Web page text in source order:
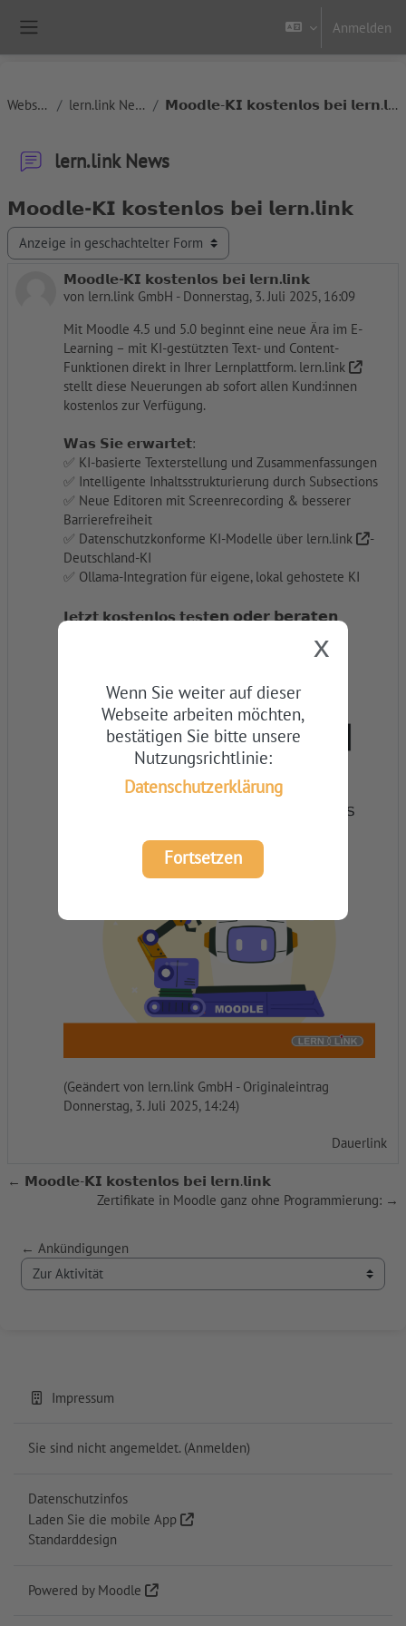
Wenn Sie weiter auf dieser
Webseite arbeiten möchten,
bestätigen Sie bitte unsere
Nutzungsrichtlinie:
Datenschutzerklärung
Fortsetzen
x
Anmelden
Website lern.link News 𝗠𝗼𝗼𝗱𝗹𝗲-𝗞𝗜 𝗸𝗼𝘀𝘁𝗲𝗻𝗹𝗼𝘀 𝗯𝗲𝗶 𝗹𝗲𝗿𝗻.𝗹𝗶𝗻𝗸
lern.link News
𝗠𝗼𝗼𝗱𝗹𝗲-𝗞𝗜 𝗸𝗼𝘀𝘁𝗲𝗻𝗹𝗼𝘀 𝗯𝗲𝗶 𝗹𝗲𝗿𝗻.𝗹𝗶𝗻𝗸
Anzeigemodus
𝗠𝗼𝗼𝗱𝗹𝗲-𝗞𝗜 𝗸𝗼𝘀𝘁𝗲𝗻𝗹𝗼𝘀 𝗯𝗲𝗶 𝗹𝗲𝗿𝗻.𝗹𝗶𝗻𝗸
von lern.link GmbH - Donnerstag, 3. Juli 2025, 16:09
Anzahl Antworten: 0
Mit Moodle 4.5 und 5.0 beginnt eine neue Ära im E-
Learning – mit KI-gestützten Text- und Content-
Funktionen direkt in Ihrer Lernplattform. lern.link
stellt diese Neuerungen ab sofort allen Kund:innen
kostenlos zur Verfügung.
𝗪𝗮𝘀 𝗦𝗶𝗲 𝗲𝗿𝘄𝗮𝗿𝘁𝗲𝘁:
✅ KI-basierte Texterstellung und Zusammenfassungen
✅ Intelligente Inhaltsstrukturierung durch Subsections
✅ Neue Editoren mit Screenrecording & besserer
Barrierefreiheit
✅ Datenschutzkonforme KI-Modelle über lern.link
-
Deutschland-KI
✅ Ollama-Integration für eigene, lokal gehostete KI
𝗝𝗲𝘁𝘇𝘁 𝗸𝗼𝘀𝘁𝗲𝗻𝗹𝗼𝘀 𝘁𝗲𝘀𝘁𝗲𝗻 𝗼𝗱𝗲𝗿 𝗯𝗲𝗿𝗮𝘁𝗲𝗻
(Geändert von lern.link GmbH - Originaleintrag
Donnerstag, 3. Juli 2025, 14:24)
Dauerlink
← 𝗠𝗼𝗼𝗱𝗹𝗲-𝗞𝗜 𝗸𝗼𝘀𝘁𝗲𝗻𝗹𝗼𝘀 𝗯𝗲𝗶 𝗹𝗲𝗿𝗻.𝗹𝗶𝗻𝗸
Zertifikate in Moodle ganz ohne Programmierung: →
← Ankündigungen
Zur Aktivität
Impressum
Sie sind nicht angemeldet. (Anmelden)
Datenschutzinfos
Laden Sie die mobile App
Standarddesign
Powered by Moodle